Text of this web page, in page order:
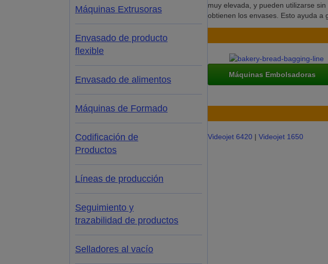
Máquinas Extrusoras
Envasado de producto
flexible
Envasado de alimentos
Máquinas de Formado
Codificación de
Productos
Líneas de producción
Seguimiento y
trazabilidad de productos
Selladores al vacío
muy elevada, y pueden utilizarse
obtienen los envases. Esto ayuda a
Máquinas Embolsadoras
Videojet 6420 | Videojet 1650